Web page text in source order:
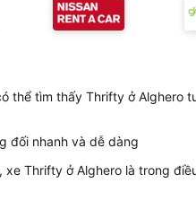
thể tìm thấy Thrifty ở Alghero
đối nhanh và dễ dàng
xe Thrifty ở Alghero là trong